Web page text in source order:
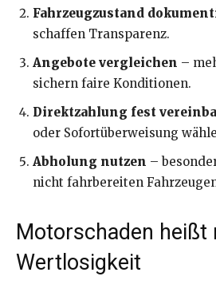
Fahrzeugzustand
schaffen Transparenz.
Angebote vergleichen –
sichern faire Konditionen.
Direktzahlung fest
oder Sofortüberweisung
Abholung nutzen –
nicht fahrbereiten
Motorschaden heißt
Wertlosigkeit